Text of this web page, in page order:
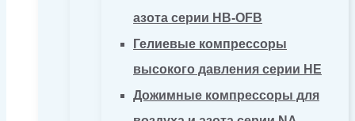
азота серии HB-OFB
Гелиевые компрессоры
высокого давления серии HE
Дожимные компрессоры для